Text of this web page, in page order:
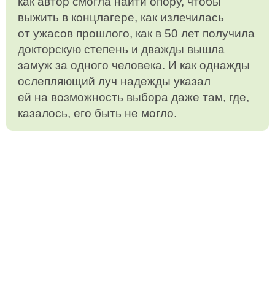
выжить в концлагере, как излечилась
от ужасов прошлого, как в 50 лет получила
докторскую степень и дважды вышла
замуж за одного человека. И как однажды
ослепляющий луч надежды указал
ей на возможность выбора даже там, где,
казалось, его быть не могло.